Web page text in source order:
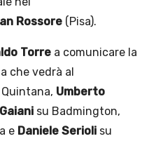
Rossore (Pisa).
Torre a comunicare la
che vedrà al
Umberto
su Badmington,
e Daniele Serioli su